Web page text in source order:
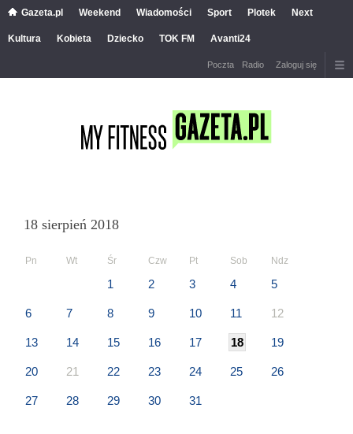
Gazeta.pl Weekend Wiadomości Sport Plotek Next
Kultura Kobieta Dziecko TOK FM Avanti24
Poczta Radio Zaloguj się
18 sierpień 2018
Pn Wt Śr Czw Pt Sob Ndz
1 2 3 4 5
6 7 8 9 10 11 12
13 14 15 16 17 18 19
20 21 22 23 24 25 26
27 28 29 30 31